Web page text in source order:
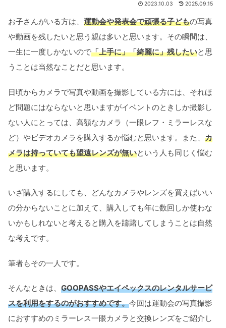
2023.10.03 2025.09.15
お子さんがいる方は、 運動会や発表会で頑張る子どもの写真
や動画を残したいと思う親は多いと思います。その瞬間は、
一生に一度しかないので「上手に」「綺麗に」残したいと思
うことは当然なことだと思います。
日頃からカメラで写真や動画を撮影している方には、それほ
ど問題にはならないと思いますがイベントのときしか撮影し
ない人にとっては、高額なカメラ（一眼レフ・ミラーレスな
ど）やビデオカメラを購入するか悩むと思います。また、 カ
メラは持っていても望遠レンズが無いという人も同じく悩む
と思います。
いざ購入するにしても、どんなカメラやレンズを買えばいい
の分からないことに加えて、購入しても年に数回しか使わな
いかもしれないと考えると購入を躊躇してしまうことは自然
な考えです。
筆者もその一人です。
そんなときは、 GOOPASSやエイペックスのレンタルサービ
スを利用をするのがおすすめです。今回は運動会の写真撮影
におすすめのミラーレス一眼カメラと交換レンズをご紹介し